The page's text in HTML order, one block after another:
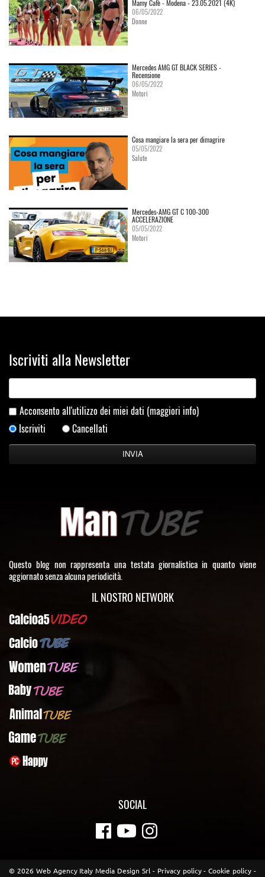
Mamy Cafè - Modena - 23.05.2021 (4K)
06/05/2022
Donne
Mercedes AMG GT BLACK SERIES -
Recensione
06/05/2022
Motori
Cosa mangiare la sera per dimagrire
05/05/2022
Salute
Mercedes-AMG GT C 100-300
ACCELERAZIONE
05/05/2022
Motori
Iscriviti alla Newsletter
Acconsento all'utilizzo dei miei dati (maggiori info)
Iscriviti
Cancellati
Questo blog non rappresenta una testata giornalistica in quanto viene
aggiornato senza alcuna periodicità.
IL NOSTRO NETWORK
SOCIAL
© 2026 Web Agency Italy Media Design Srl - Privacy policy-Cookie policy -